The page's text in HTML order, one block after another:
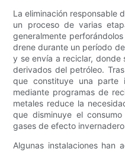
La eliminación responsable
un proceso de varias
generalmente
drene durante un período
y se envía a reciclar,
derivados del petróleo.
que constituye una parte
mediante programas de
metales reduce la
que disminuye el
gases de efecto
Algunas instalaciones han